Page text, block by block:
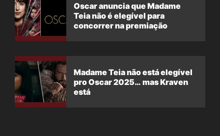
Oscar anuncia que Madame
Teia não é elegível para
concorrer na premiação
Madame Teia não está elegível
pro Oscar 2025… mas Kraven
está